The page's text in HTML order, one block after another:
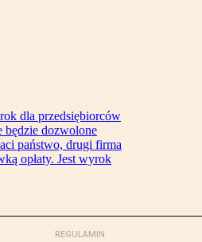
dla przedsiębiorców
będzie dozwolone
państwo, drugi firma
opłaty. Jest wyrok
REGULAMIN